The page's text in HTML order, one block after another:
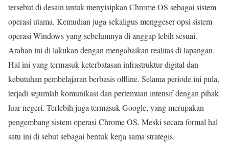
tersebut di desain untuk menyisipkan Chrome OS sebagai sistem
operasi utama. Kemudian juga sekaligus menggeser opsi sistem
operasi Windows yang sebelumnya di anggap lebih sesuai.
Arahan ini di lakukan dengan mengabaikan realitas di lapangan.
Hal ini yang termasuk keterbatasan infrastruktur digital dan
kebutuhan pembelajaran berbasis offline. Selama periode ini pula,
terjadi sejumlah komunikasi dan pertemuan intensif dengan pihak
luar negeri. Terlebih juga termasuk Google, yang merupakan
pengembang sistem operasi Chrome OS. Meski secara formal hal
satu ini di sebut sebagai bentuk kerja sama strategis.